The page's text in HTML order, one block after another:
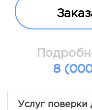
8
Услуг поверки